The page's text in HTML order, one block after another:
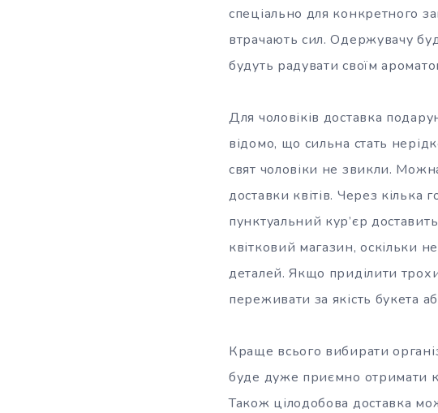
спеціально для конкретного
втрачають сил. Одержувачу
будуть радувати своїм
Для чоловіків доставка
відомо, що сильна стать
свят чоловіки не звикли.
доставки квітів. Через кілька
пунктуальний кур’єр
квітковий магазин, оскільки
деталей. Якщо приділити
переживати за якість букета
Краще всього вибирати
буде дуже приємно отримати
Також цілодобова доставка